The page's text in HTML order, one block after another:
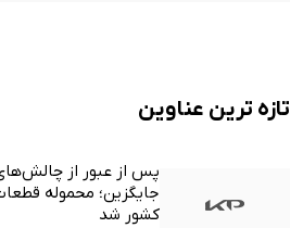
تازه ترین عناوین
پس از عبور از
جایگزین؛ محموله
کشور شد